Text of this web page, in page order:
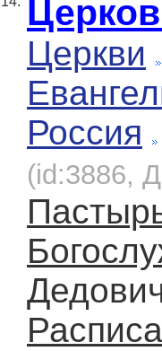
Церкви
Россия
(id:3886,